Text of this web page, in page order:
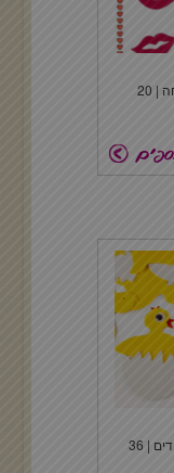
ערכת יצירה ליום המשפחה | 20
תליון לתחילת שנת הלימודים | 36